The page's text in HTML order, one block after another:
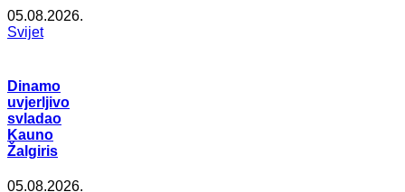
05.08.2026.
Svijet
Dinamo
uvjerljivo
svladao
Kauno
Žalgiris
05.08.2026.